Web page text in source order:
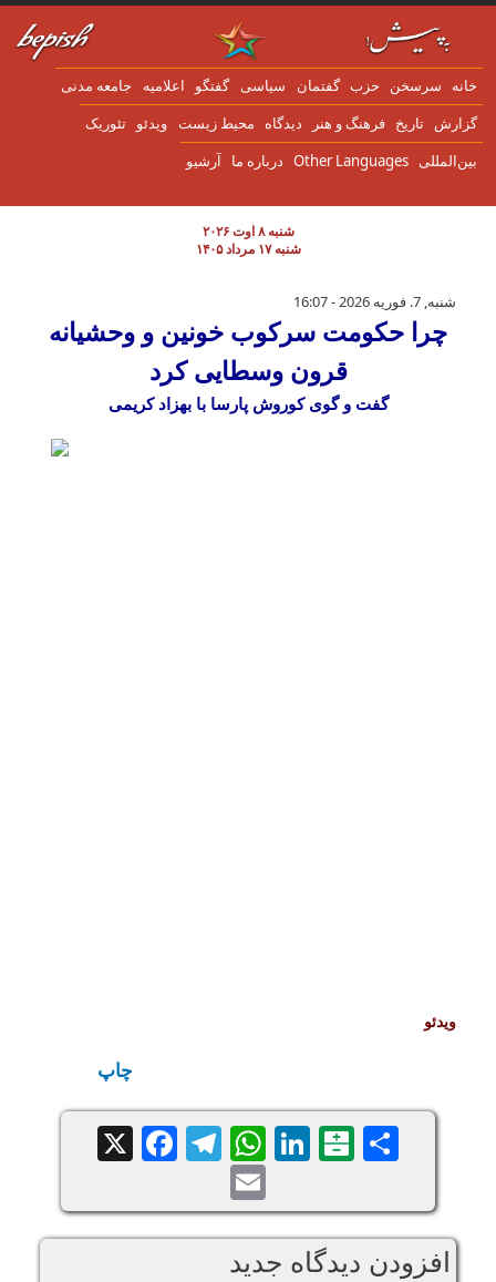
به محتوای اصلی
سرسخن حزب گفتمان سياسی گفتگو اعلاميه جامعه مدنی
تاریخ فرهنگ و هنر دیدگاه محیط زیست ویدئو تئوریک
Other Languages درباره ما آرشیو
شنبه ۸ اوت ۲۰۲۶
شنبه ۱۷ مرداد ۱۴۰۵
چرا حکومت سرکوب خونین و وحشیانه قرون
شنبه, 7. فوریه 2026 - 16:07
چرا حکومت سرکوب خونین و وحشیانه
قرون وسطایی کرد
گفت و گوی کوروش پارسا با بهزاد کریمی
ویدئو
چاپ
Share
Balatarin
LinkedIn
WhatsApp
Telegram
Facebook
X
Email
افزودن دیدگاه جدید